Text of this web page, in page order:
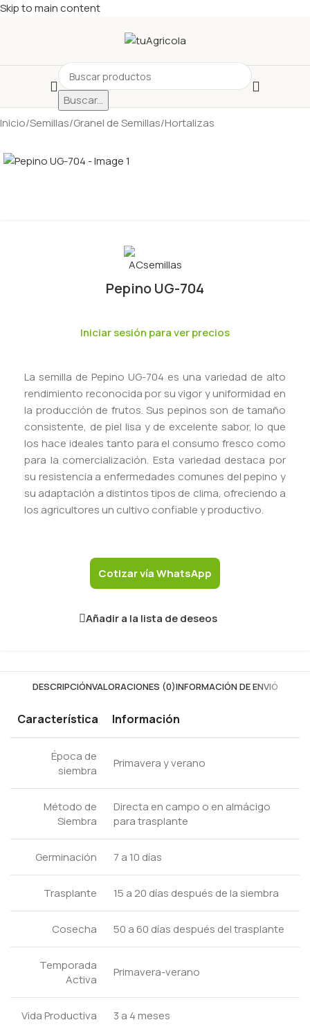
Skip to main content
Buscar...
Inicio/Semillas/Granel de Semillas/Hortalizas
Pepino UG-704
Iniciar sesión para ver precios
La semilla de Pepino UG-704 es una variedad de alto
rendimiento reconocida por su vigor y uniformidad en
la producción de frutos. Sus pepinos son de tamaño
consistente, de piel lisa y de excelente sabor, lo que
los hace ideales tanto para el consumo fresco como
para la comercialización. Esta variedad destaca por
su resistencia a enfermedades comunes del pepino y
su adaptación a distintos tipos de clima, ofreciendo a
los agricultores un cultivo confiable y productivo.
Cotizar vía WhatsApp
Añadir a la lista de deseos
DESCRIPCIÓNVALORACIONES (0)INFORMACIÓN DE ENVIÓ
Característica Información
Época de
siembra
Primavera y verano
Método de
Siembra
Directa en campo o en almácigo
para trasplante
Germinación 7 a 10 días
Trasplante 15 a 20 días después de la siembra
Cosecha 50 a 60 días después del trasplante
Temporada
Activa
Primavera-verano
Vida Productiva 3 a 4 meses